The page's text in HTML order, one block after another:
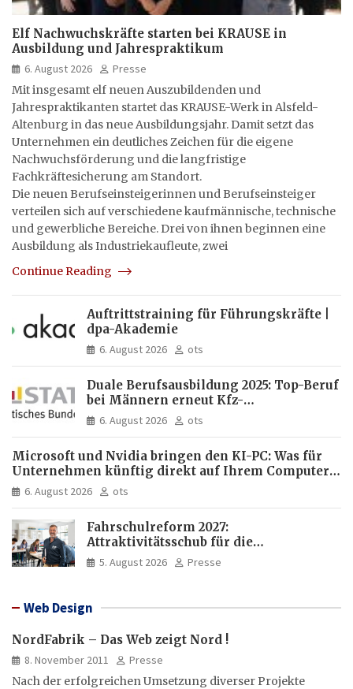
Elf Nachwuchskräfte starten bei KRAUSE in
Ausbildung und Jahrespraktikum
6. August 2026
Presse
Mit insgesamt elf neuen Auszubildenden und
Jahrespraktikanten startet das KRAUSE-Werk in Alsfeld-
Altenburg in das neue Ausbildungsjahr. Damit setzt das
Unternehmen ein deutliches Zeichen für die eigene
Nachwuchsförderung und die langfristige
Fachkräftesicherung am Standort.
Die neuen Berufseinsteigerinnen und Berufseinsteiger
verteilen sich auf verschiedene kaufmännische, technische
und gewerbliche Bereiche. Drei von ihnen beginnen eine
Ausbildung als Industriekaufleute, zwei
Continue Reading
Auftrittstraining für Führungskräfte |
dpa-Akademie
6. August 2026 ots
Duale Berufsausbildung 2025: Top-Beruf
bei Männern erneut Kfz-
Mechatroniker, bei Frauen
medizinische Fachangestellte
6. August 2026 ots
Microsoft und Nvidia bringen den KI-PC: Was für
Unternehmen künftig direkt auf Ihrem Computer
läuft und was weiter in der Cloud bleibt
6. August 2026 ots
Fahrschulreform 2027:
Attraktivitätsschub für die
Fahrlehrerausbildung
5. August 2026 Presse
Web Design
NordFabrik – Das Web zeigt Nord !
8. November 2011
Presse
Nach der erfolgreichen Umsetzung diverser Projekte